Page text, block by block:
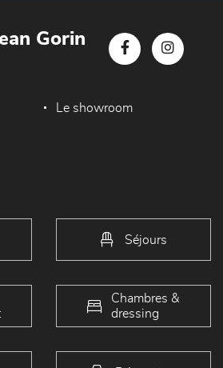
Gorin
Le showroom
Séjours
Chambres &
dressing